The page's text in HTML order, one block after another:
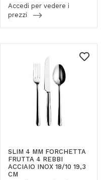
Accedi per vedere i
prezzi
SLIM 4 MM FORCHETTA
FRUTTA 4 REBBI
ACCIAIO INOX 18/10 19,3
CM